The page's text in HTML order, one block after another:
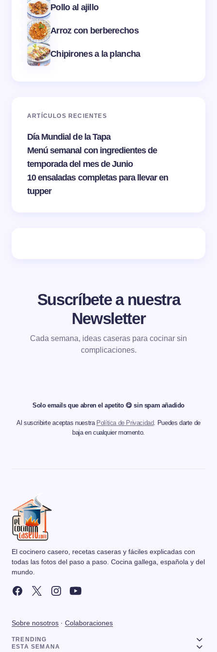
Pollo al ajillo
Arroz con berberechos
Chipirones a la plancha
ARTÍCULOS RECIENTES
Día Mundial de la Tapa
Menú semanal con ingredientes de
temporada del mes de Junio
10 ensaladas completas para llevar en
tupper
Suscríbete a nuestra
Newsletter
Cada semana, ideas caseras para cocinar sin
complicaciones.
Solo emails que abren el apetito 😋 sin spam añadido
Al suscribirte aceptas nuestra Política de Privacidad. Puedes darte de
baja en cualquier momento.
El cocinero casero, recetas caseras y fáciles explicadas con
todas las fotos del paso a paso. Cocina gallega, española y del
mundo.
Sobre nosotros · Colaboraciones
TRENDING
ESTA SEMANA